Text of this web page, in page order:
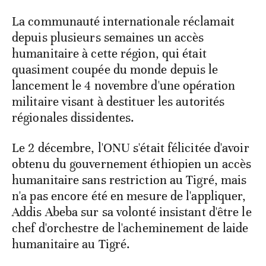
La communauté internationale réclamait
depuis plusieurs semaines un accès
humanitaire à cette région, qui était
quasiment coupée du monde depuis le
lancement le 4 novembre d'une opération
militaire visant à destituer les autorités
régionales dissidentes.
Le 2 décembre, l'ONU s'était félicitée d'avoir
obtenu du gouvernement éthiopien un accès
humanitaire sans restriction au Tigré, mais
n'a pas encore été en mesure de l'appliquer,
Addis Abeba sur sa volonté insistant d'être le
chef d'orchestre de l'acheminement de laide
humanitaire au Tigré.